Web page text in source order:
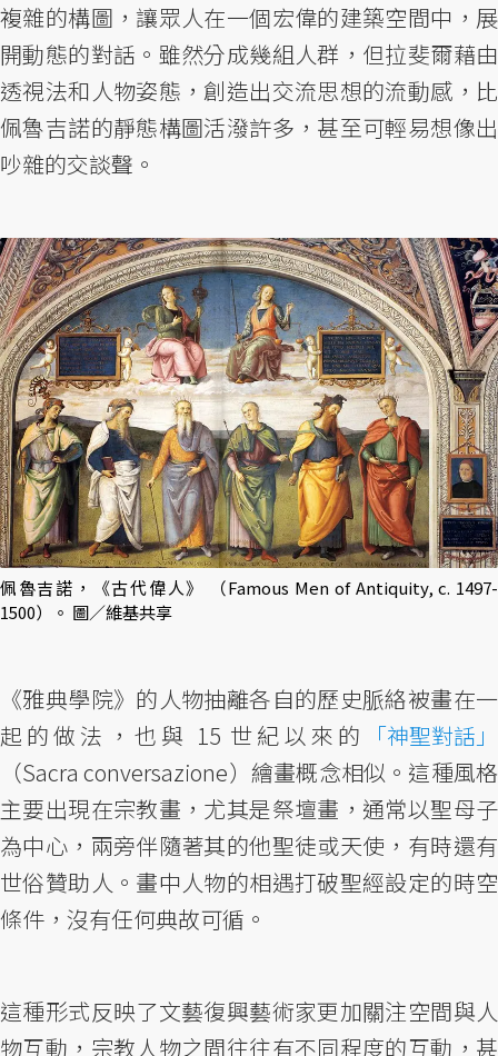
複雜的構圖，讓眾人在一個宏偉的建築空間中，展
開動態的對話。雖然分成幾組人群，但拉斐爾藉由
透視法和人物姿態，創造出交流思想的流動感，比
佩魯吉諾的靜態構圖活潑許多，甚至可輕易想像出
吵雜的交談聲。
佩魯吉諾，《古代偉人》 （Famous Men of Antiquity, c. 1497-
1500）。 圖／維基共享
《雅典學院》的人物抽離各自的歷史脈絡被畫在一
起的做法，也與 15 世紀以來的
「神聖對話」
（Sacra conversazione）繪畫概念相似。這種風格
主要出現在宗教畫，尤其是祭壇畫，通常以聖母子
為中心，兩旁伴隨著其的他聖徒或天使，有時還有
世俗贊助人。畫中人物的相遇打破聖經設定的時空
條件，沒有任何典故可循。
這種形式反映了文藝復興藝術家更加關注空間與人
物互動，宗教人物之間往往有不同程度的互動，甚